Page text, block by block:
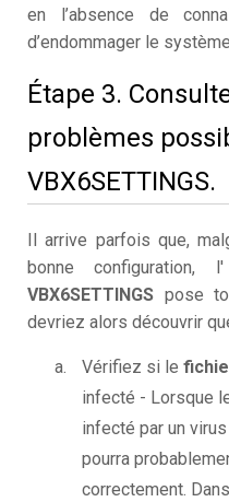
en l’absence de
d’endommager le
Étape 3.
problèmes
VBX6SETTINGS.
Il arrive parfois que,
bonne configuration,
VBX6SETTINGS pose
devriez alors découvrir
Vérifiez si le
infecté - Lorsque
infecté par un
pourra
correctement.